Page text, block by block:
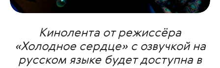
Кинолента от режиссёра
«Холодное сердце» с озвучкой на
русском языке будет доступна в